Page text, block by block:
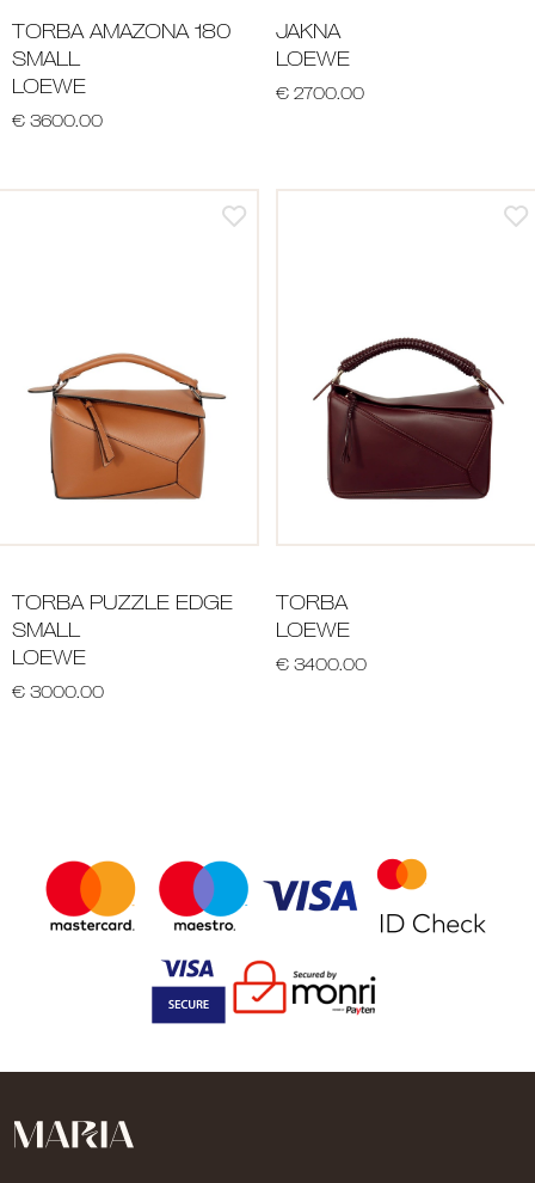
TORBA AMAZONA 180
SMALL
LOEWE
€ 3600.00
JAKNA
LOEWE
€ 2700.00
TORBA PUZZLE EDGE
SMALL
LOEWE
€ 3000.00
TORBA
LOEWE
€ 3400.00